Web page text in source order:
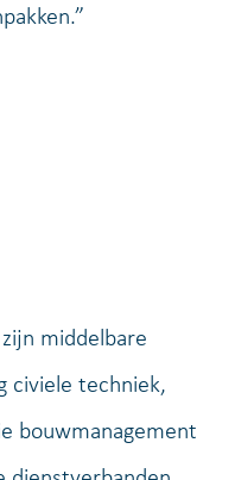
middelbare
civiele techniek,
bouwmanagement